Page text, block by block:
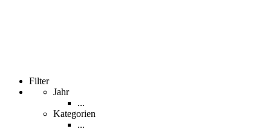
Filter
Jahr
...
Kategorien
...